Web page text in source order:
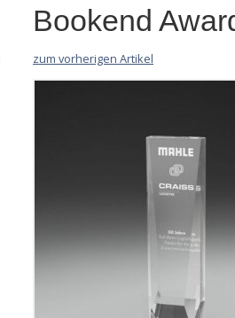
Bookend
zum vorherigen Artikel